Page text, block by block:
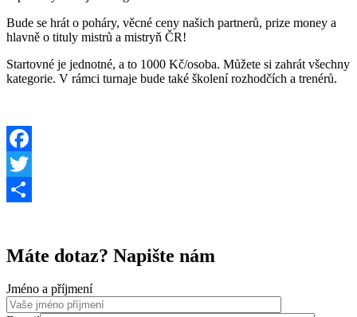
Bude se hrát o poháry, věcné ceny našich partnerů, prize money a
hlavně o tituly mistrů a mistryň ČR!
Startovné je jednotné, a to 1000 Kč/osoba. Můžete si zahrát všechny
kategorie. V rámci turnaje bude také školení rozhodčích a trenérů.
Facebook
Twitter
Máte dotaz? Napište nám
Jméno a příjmení